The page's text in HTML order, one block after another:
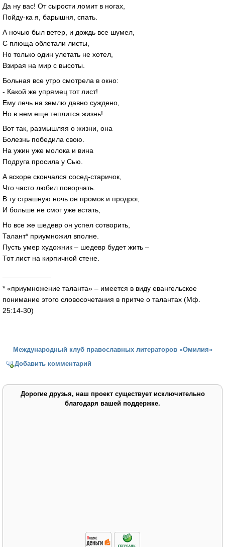
Да ну вас! От сырости ломит в ногах,
Пойду-ка я, барышня, спать.
А ночью был ветер, и дождь все шумел,
С плюща облетали листы,
Но только один улетать не хотел,
Взирая на мир с высоты.
Больная все утро смотрела в окно:
- Какой же упрямец тот лист!
Ему лечь на землю давно суждено,
Но в нем еще теплится жизнь!
Вот так, размышляя о жизни, она
Болезнь победила свою.
На ужин уже молока и вина
Подруга просила у Сью.
А вскоре скончался сосед-старичок,
Что часто любил поворчать.
В ту страшную ночь он промок и продрог,
И больше не смог уже встать,
Но все же шедевр он успел сотворить,
Талант* приумножил вполне.
Пусть умер художник – шедевр будет жить –
Тот лист на кирпичной стене.
* «приумножение таланта» – имеется в виду евангельское
понимание этого словосочетания в притче о талантах (Мф.
25:14-30)
Международный клуб православных литераторов «Омилия»
Добавить комментарий
Дорогие друзья, наш проект существует исключительно
благодаря вашей поддержке.